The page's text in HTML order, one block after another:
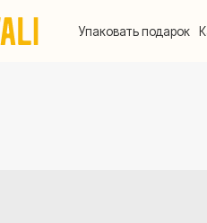
Упаковать подарок Каталог